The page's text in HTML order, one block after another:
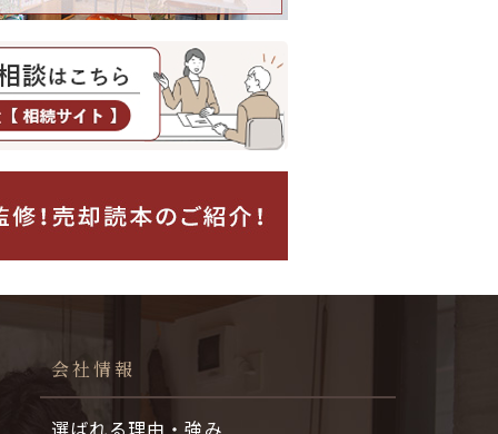
会社情報
選ばれる理由・強み